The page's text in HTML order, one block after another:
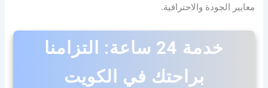
معايير الجودة والاحترافية.
خدمة 24 ساعة: التزامنا
براحتك في الكويت